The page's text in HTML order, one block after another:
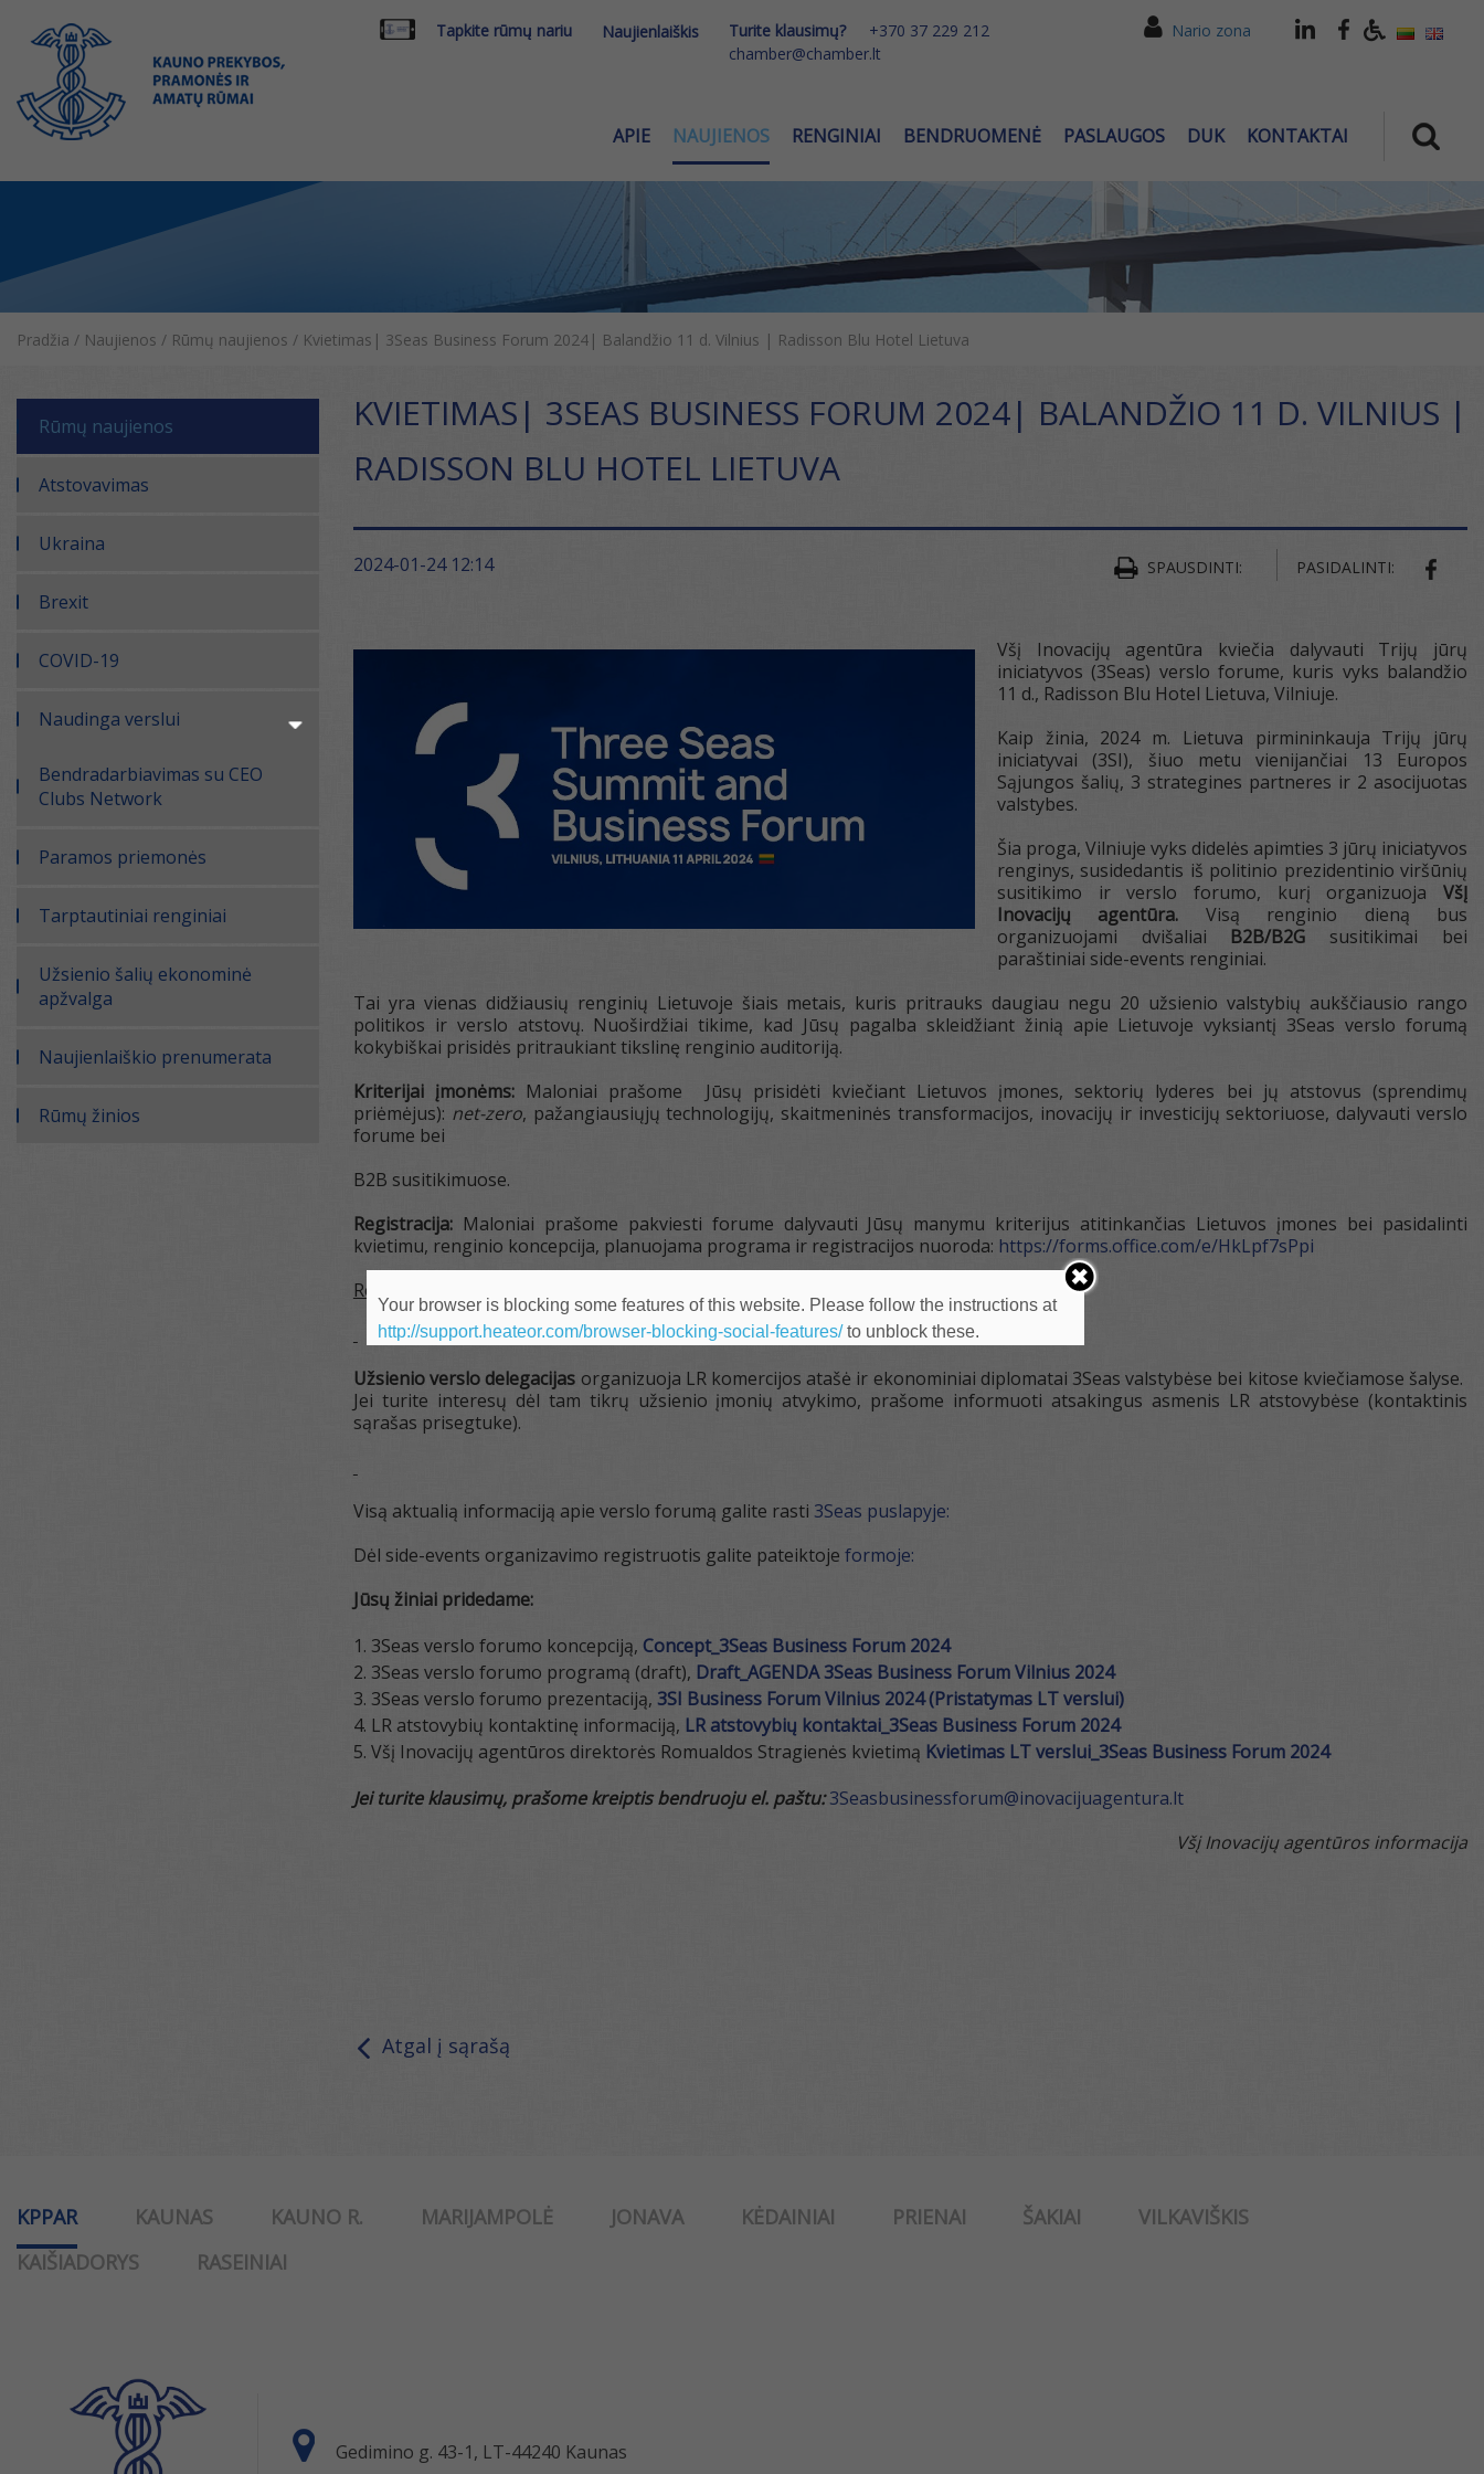
Tapkite rūmų nariu Naujienlaiškis Turite klausimų?
+370 37 229 212
chamber@chamber.lt
Nario zona
APIE NAUJIENOS RENGINIAI BENDRUOMENĖ PASLAUGOS DUK KONTAKTAI
Pradžia / Naujienos / Rūmų naujienos / Kvietimas| 3Seas Business Forum 2024| Balandžio 11 d. Vilnius | Radisson Blu Hotel Lietuva
Rūmų naujienos
Atstovavimas
Ukraina
Brexit
COVID-19
Naudinga verslui
Bendradarbiavimas su CEO
Clubs Network
Paramos priemonės
Tarptautiniai renginiai
Užsienio šalių ekonominė
apžvalga
Naujienlaiškio prenumerata
Rūmų žinios
KVIETIMAS| 3SEAS BUSINESS FORUM 2024| BALANDŽIO 11 D. VILNIUS |
RADISSON BLU HOTEL LIETUVA
2024-01-24 12:14 SPAUSDINTI: PASIDALINTI:
Všį Inovacijų agentūra kviečia dalyvauti Trijų jūrų
iniciatyvos (3Seas) verslo forume, kuris vyks balandžio
11 d., Radisson Blu Hotel Lietuva, Vilniuje.
Kaip žinia, 2024 m. Lietuva pirmininkauja Trijų jūrų
iniciatyvai (3SI), šiuo metu vienijančiai 13 Europos
Sąjungos šalių, 3 strategines partneres ir 2 asocijuotas
valstybes.
Šia proga, Vilniuje vyks didelės apimties 3 jūrų iniciatyvos
renginys, susidedantis iš politinio prezidentinio viršūnių
susitikimo ir verslo forumo, kurį organizuoja VšĮ
Inovacijų agentūra. Visą renginio dieną bus
organizuojami dvišaliai B2B/B2G susitikimai bei
paraštiniai side-events renginiai.
Tai yra vienas didžiausių renginių Lietuvoje šiais metais, kuris pritrauks daugiau negu 20 užsienio valstybių aukščiausio rango
politikos ir verslo atstovų. Nuoširdžiai tikime, kad Jūsų pagalba skleidžiant žinią apie Lietuvoje vyksiantį 3Seas verslo forumą
kokybiškai prisidės pritraukiant tikslinę renginio auditoriją.
Kriterijai įmonėms: Maloniai prašome Jūsų prisidėti kviečiant Lietuvos įmones, sektorių lyderes bei jų atstovus (sprendimų
priėmėjus): net-zero, pažangiausiųjų technologijų, skaitmeninės transformacijos, inovacijų ir investicijų sektoriuose, dalyvauti verslo
forume bei
B2B susitikimuose.
Registracija: Maloniai prašome pakviesti forume dalyvauti Jūsų manymu kriterijus atitinkančias Lietuvos įmones bei pasidalinti
kvietimu, renginio koncepcija, planuojama programa ir registracijos nuoroda: https://forms.office.com/e/HkLpf7sPpi
Registracijų laukiame
Užsienio verslo delegacijas organizuoja LR komercijos atašė ir ekonominiai diplomatai 3Seas valstybėse bei kitose kviečiamose šalyse.
Jei turite interesų dėl tam tikrų užsienio įmonių atvykimo, prašome informuoti atsakingus asmenis LR atstovybėse (kontaktinis
sąrašas prisegtuke).
Visą aktualią informaciją apie verslo forumą galite rasti 3Seas puslapyje:
Dėl side-events organizavimo registruotis galite pateiktoje formoje:
Jūsų žiniai pridedame:
3Seas verslo forumo koncepciją, Concept_3Seas Business Forum 2024
3Seas verslo forumo programą (draft), Draft_AGENDA 3Seas Business Forum Vilnius 2024
3Seas verslo forumo prezentaciją, 3SI Business Forum Vilnius 2024 (Pristatymas LT verslui)
LR atstovybių kontaktinę informaciją, LR atstovybių kontaktai_3Seas Business Forum 2024
Všį Inovacijų agentūros direktorės Romualdos Stragienės kvietimą Kvietimas LT verslui_3Seas Business Forum 2024
Jei turite klausimų, prašome kreiptis bendruoju el. paštu: 3Seasbusinessforum@inovacijuagentura.lt
Všį Inovacijų agentūros informacija
Atgal į sąrašą
KPPAR KAUNAS KAUNO R. MARIJAMPOLĖ JONAVA KĖDAINIAI PRIENAI ŠAKIAI
VILKAVIŠKIS
KAIŠIADORYS
RASEINIAI
Gedimino g. 43-1, LT-44240 Kaunas
Your browser is blocking some features of this website. Please follow the instructions at
http://support.heateor.com/browser-blocking-social-features/to unblock these.